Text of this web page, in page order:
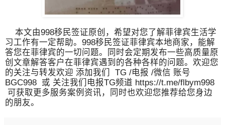
本文由998移民签证原创，希望对您了解菲律宾生活学
习工作有一定帮助。998移民签证菲律宾本地商家，能解
答您在菲律宾的一切问题。同时会定期发布一些高质量原
创文章解答客户在菲律宾遇到的各种各样的问题。欢迎您
的关注与转发欢迎 添加我们 TG /电报 /微信 账号
BGC998 或 关注我们电报TG频道 https://t.me/flbym998
可获取更多服务案例资讯，同时也欢迎您推荐给您身边
的朋友。